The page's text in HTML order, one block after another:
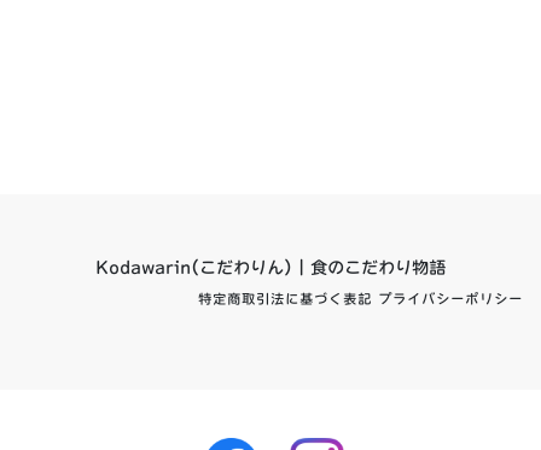
Kodawarin(こだわりん) | 食のこだわり物語
特定商取引法に基づく表記 プライバシーポリシー